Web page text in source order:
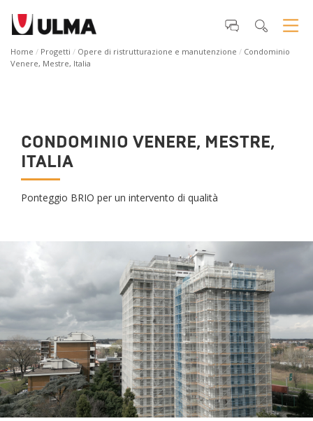
Home Progetti Opere di ristrutturazione e manutenzione
Condominio
Venere, Mestre, Italia
CONDOMINIO VENERE, MESTRE,
ITALIA
Ponteggio BRIO per un intervento di qualità